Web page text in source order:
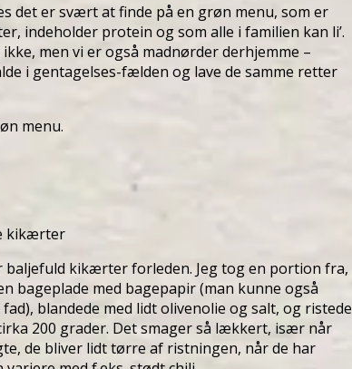
det er svært at finde på en grøn menu, som er
indeholder protein og som alle i familien kan li’.
men vi er også madnørder derhjemme –
i gentagelses-fælden og lave de samme retter
menu.
kikærter
baljefuld kikærter forleden. Jeg tog en portion fra,
bageplade med bagepapir (man kunne også
blandede med lidt olivenolie og salt, og ristede
200 grader. Det smager så lækkert, især når
de bliver lidt tørre af ristningen, når de har